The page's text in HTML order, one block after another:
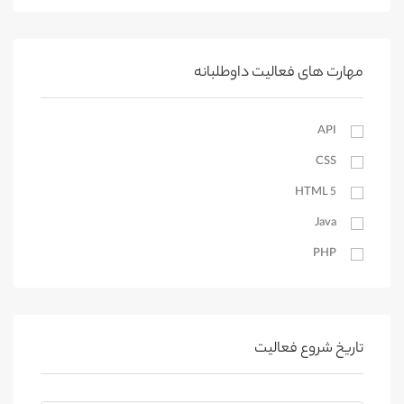
خنداب
اراک
آستارا
آستانه اشرفیه
بندرانزلی
لاهیجان
رودسر
رضوانشهر
املش
مهارت های فعالیت داوطلبانه
API
CSS
HTML 5
Java
PHP
WordPress
ترجمه
تاریخ شروع فعالیت